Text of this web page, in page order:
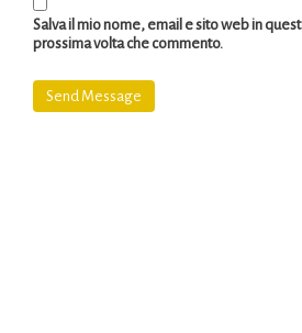
Salva il mio nome, email e sito web in
prossima volta che commento.